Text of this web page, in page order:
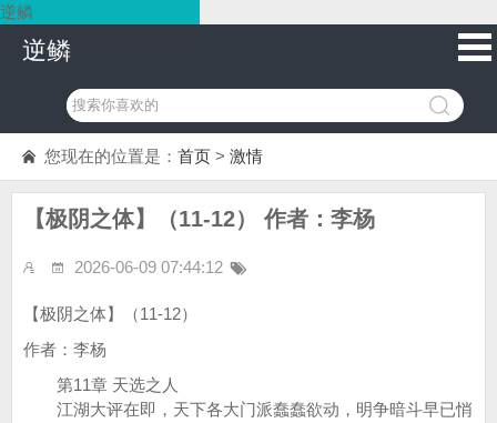
逆鳞
逆鳞
您现在的位置是： 首页 > 激情
【极阴之体】（11-12） 作者：李杨
2026-06-09 07:44:12
【极阴之体】（11-12）
作者：李杨
第11章 天选之人
江湖大评在即，天下各大门派蠢蠢欲动，明争暗斗早已悄